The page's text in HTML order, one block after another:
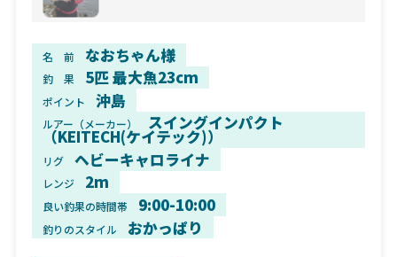
名 前 なおちゃん様
釣 果 5匹 最大魚23cm
ポイント 沖島
ルアー（メーカー） スイングインパクト
（KEITECH(ケイテック)）
リグ ヘビーキャロライナ
レンジ 2m
良い釣果の時間帯 9:00-10:00
釣りのスタイル おかっぱり